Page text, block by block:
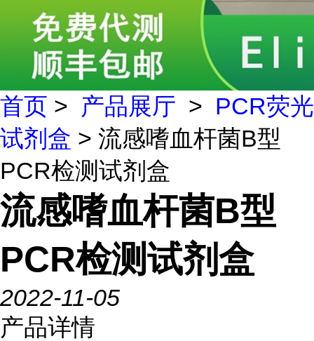
首页 > 产品展厅 > PCR荧光
试剂盒 > 流感嗜血杆菌B型
PCR检测试剂盒
流感嗜血杆菌B型
PCR检测试剂盒
2022-11-05
产品详情